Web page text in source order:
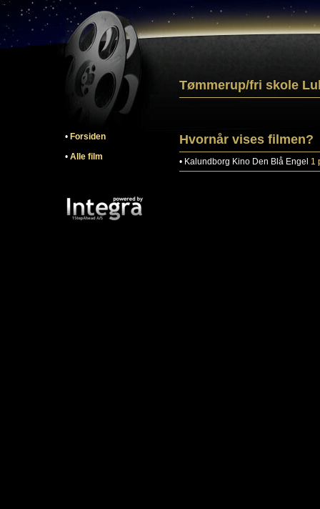
• Forsiden
• Alle film
Tømmerup/fri skole
Hvornår vises filmen?
• Kalundborg Kino Den Blå Engel 1